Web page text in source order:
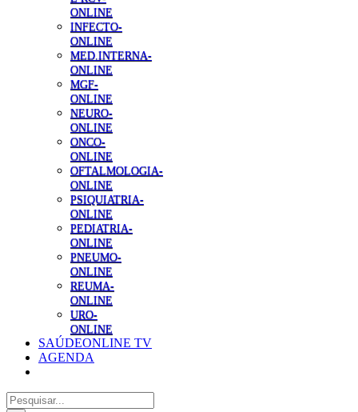
ONLINE
INFECTO-
ONLINE
MED.INTERNA-
ONLINE
MGF-
ONLINE
NEURO-
ONLINE
ONCO-
ONLINE
OFTALMOLOGIA-
ONLINE
PSIQUIATRIA-
ONLINE
PEDIATRIA-
ONLINE
PNEUMO-
ONLINE
REUMA-
ONLINE
URO-
ONLINE
SAÚDEONLINE TV
AGENDA
Pesquisar